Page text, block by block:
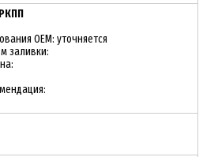
РКПП
OEM: уточняется
заливки: